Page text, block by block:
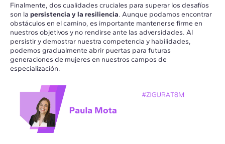
Finalmente, dos cualidades cruciales para superar los desafíos
son la persistencia y la resiliencia. Aunque podamos encontrar
obstáculos en el camino, es importante mantenerse firme en
nuestros objetivos y no rendirse ante las adversidades. Al
persistir y demostrar nuestra competencia y habilidades,
podemos gradualmente abrir puertas para futuras
generaciones de mujeres en nuestros campos de
especialización.